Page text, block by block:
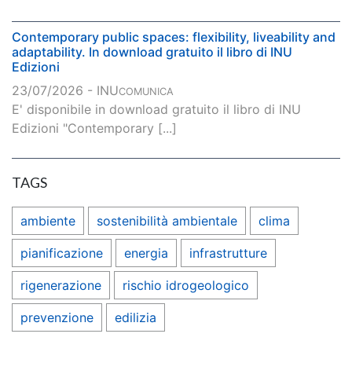
Contemporary public spaces: flexibility, liveability and
adaptability. In download gratuito il libro di INU
Edizioni
23/07/2026 - INUCOMUNICA
E' disponibile in download gratuito il libro di INU
Edizioni "Contemporary [...]
TAGS
ambiente sostenibilità ambientale clima
pianificazione energia infrastrutture
rigenerazione rischio idrogeologico
prevenzione edilizia